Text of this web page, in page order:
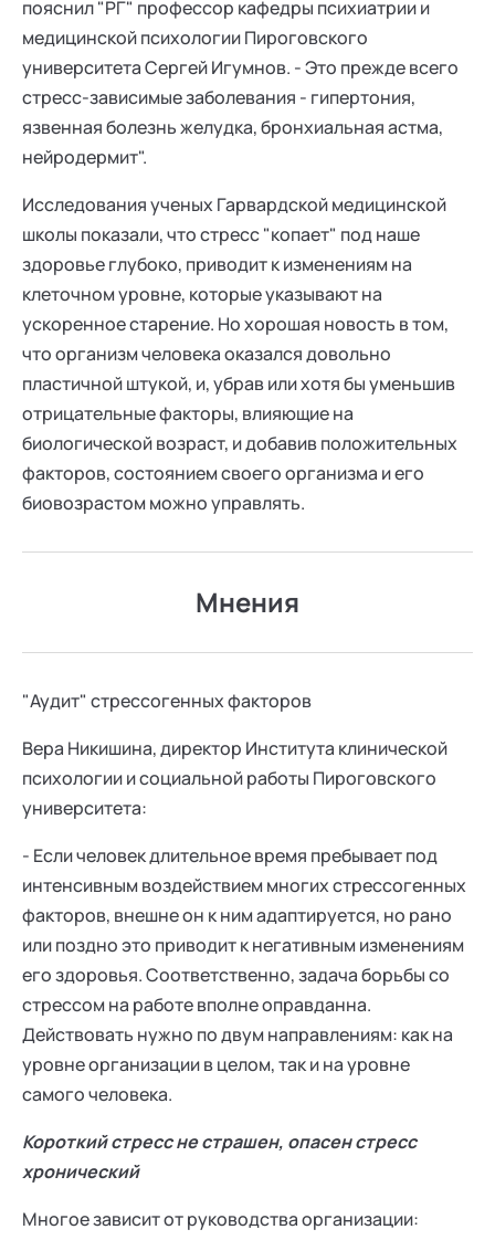
пояснил "РГ" профессор кафедры психиатрии и
медицинской психологии Пироговского
университета Сергей Игумнов. - Это прежде всего
стресс-зависимые заболевания - гипертония,
язвенная болезнь желудка, бронхиальная астма,
нейродермит".
Исследования ученых Гарвардской медицинской
школы показали, что стресс "копает" под наше
здоровье глубоко, приводит к изменениям на
клеточном уровне, которые указывают на
ускоренное старение. Но хорошая новость в том,
что организм человека оказался довольно
пластичной штукой, и, убрав или хотя бы уменьшив
отрицательные факторы, влияющие на
биологической возраст, и добавив положительных
факторов, состоянием своего организма и его
биовозрастом можно управлять.
Мнения
"Аудит" стрессогенных факторов
Вера Никишина, директор Института клинической
психологии и социальной работы Пироговского
университета:
- Если человек длительное время пребывает под
интенсивным воздействием многих стрессогенных
факторов, внешне он к ним адаптируется, но рано
или поздно это приводит к негативным изменениям
его здоровья. Соответственно, задача борьбы со
стрессом на работе вполне оправданна.
Действовать нужно по двум направлениям: как на
уровне организации в целом, так и на уровне
самого человека.
Короткий стресс не страшен, опасен стресс
хронический
Многое зависит от руководства организации: